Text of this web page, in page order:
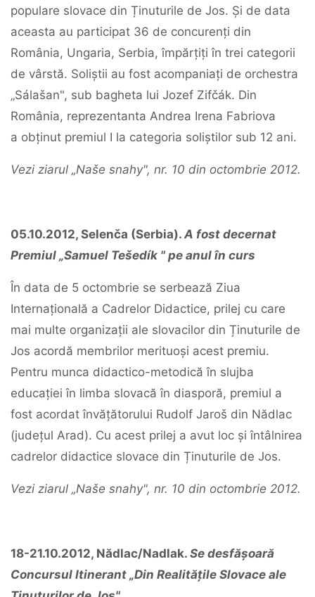
populare slovace din Ținuturile de Jos. Și de data
aceasta au participat 36 de concurenți din
România, Ungaria, Serbia, împărțiți în trei categorii
de vârstă. Soliștii au fost acompaniați de orchestra
„Sálašan", sub bagheta lui Jozef Zifčák. Din
România, reprezentanta Andrea Irena Fabriova
a obținut premiul I la categoria soliștilor sub 12 ani.
Vezi ziarul „Naše snahy", nr. 10 din octombrie 2012.
05.10.2012, Selenča (Serbia). A fost decernat
Premiul „Samuel Tešedík " pe anul în curs
În data de 5 octombrie se serbează Ziua
Internațională a Cadrelor Didactice, prilej cu care
mai multe organizații ale slovacilor din Ținuturile de
Jos acordă membrilor merituoși acest premiu.
Pentru munca didactico-metodică în slujba
educației în limba slovacă în diasporă, premiul a
fost acordat învățătorului Rudolf Jaroš din Nădlac
(județul Arad). Cu acest prilej a avut loc și întâlnirea
cadrelor didactice slovace din Ținuturile de Jos.
Vezi ziarul „Naše snahy", nr. 10 din octombrie 2012.
18-21.10.2012, Nădlac/Nadlak. Se desfășoară
Concursul Itinerant „Din Realitățile Slovace ale